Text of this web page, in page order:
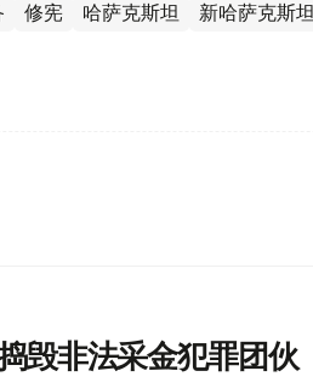
修宪 哈萨克斯坦 新哈萨克斯坦
毁非法采金犯罪团伙